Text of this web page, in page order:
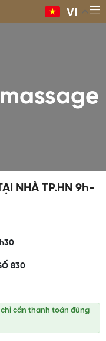
VI
NHÀ TP.HN 9h-
830
cần thanh toán đúng